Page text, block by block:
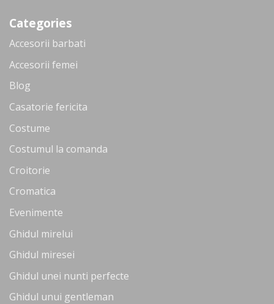
Categories
Accesorii barbati
Accesorii femei
Blog
Casatorie fericita
Costume
Costumul la comanda
Croitorie
Cromatica
Evenimente
Ghidul mirelui
Ghidul miresei
Ghidul unei nunti perfecte
Ghidul unui gentleman